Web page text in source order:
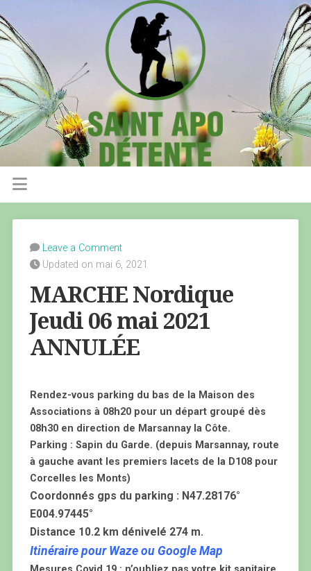
Leave a Comment
Updated on mai 6, 2021
MARCHE Nordique
Jeudi 06 mai 2021
ANNULÉE
Rendez-vous parking du bas de la Maison des
Associations à 08h20 pour un départ groupé dès
08h30 en direction de Marsannay la Côte.
Parking : Sapin du Garde. (depuis Marsannay, route
à gauche avant les premiers lacets de la D108 pour
Corcelles les Monts)
Coordonnés gps du parking : N47.28176°
E004.97445°
Distance 10.2 km dénivelé 274 m.
Itinéraire pour Waze ou Google Map